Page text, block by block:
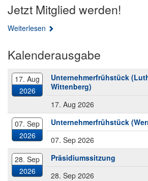
Jetzt Mitglied werden!
Weiterlesen
Kalenderausgabe
17. Aug
2026
Unternehmerfrühstück
Wittenberg)
17. Aug 2026
07. Sep
2026
Unternehmerfrühstück
07. Sep 2026
28. Sep
2026
Präsidiumssitzung
28. Sep 2026